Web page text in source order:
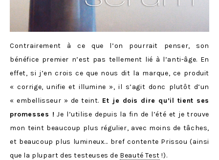
Contrairement à ce que l’on pourrait penser, son
bénéfice premier n’est pas tellement lié à l’anti-âge. En
effet, si j’en crois ce que nous dit la marque, ce produit
« corrige, unifie et illumine », il s’agit donc plutôt d’un
« embellisseur » de teint. Et je dois dire qu’il tient ses
promesses ! Je l’utilise depuis la fin de l’été et je trouve
mon teint beaucoup plus régulier, avec moins de tâches,
et beaucoup plus lumineux… bref contente Prissou (ainsi
que la plupart des testeuses de Beauté Test !).